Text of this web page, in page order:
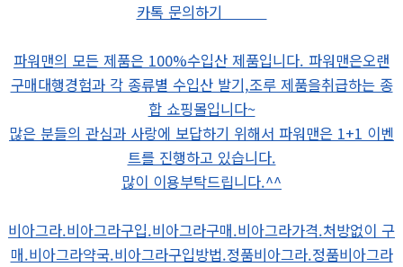
카톡 문의하기 ‌‌‌
파워맨의 모든 제품은 100%수입산 제품입니다. 파워맨은오랜
구매대행경험과 각 종류별 수입산 발기,조루 제품을취급하는 종
합 쇼핑몰입니다~
많은 분들의 관심과 사랑에 보답하기 위해서 파워맨은 1+1 이벤
트를 진행하고 있습니다.
‌많이 이용부탁드립니다.^^
비아그라.비아그라구입.비아그라구매.비아그라가격.처방없이 구
매.비아그라약국.비아그라구입방법.정품비아그라.정품비아그라